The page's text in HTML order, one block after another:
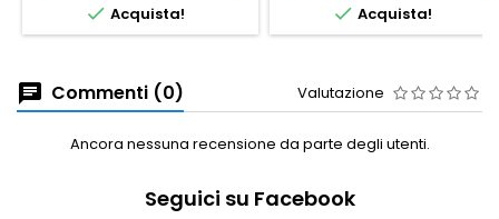
 Acquista!  Acquista!
Commenti (0) Valutazione
Ancora nessuna recensione da parte degli utenti.
Seguici su Facebook